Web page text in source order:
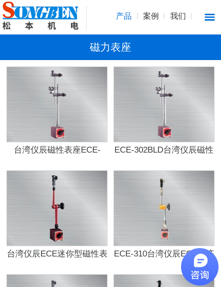
产品 案例 我们
磁力表座
台湾仪辰磁性表座ECE-
ECE-302BLD台湾仪辰磁性
台湾仪辰ECE迷你型磁性表
ECE-310台湾仪辰ECE经济
型磁性表座